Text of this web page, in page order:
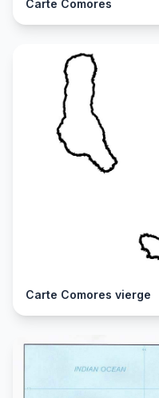
Carte Comores
Carte Comores vierge